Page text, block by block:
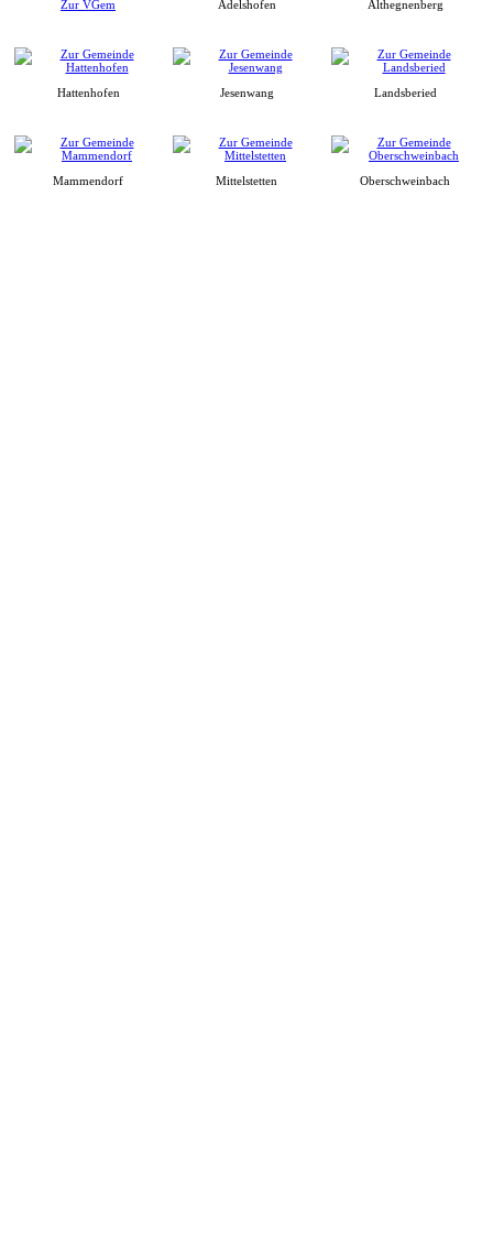
Zur VGem Adelshofen Althegnenberg
Hattenhofen Jesenwang Landsberied
Mammendorf Mittelstetten Oberschweinbach